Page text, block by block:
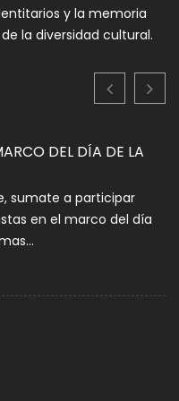
y la memoria
la diversidad cultural.
DEL DÍA DE LA
sumate a participar
en el marco del día